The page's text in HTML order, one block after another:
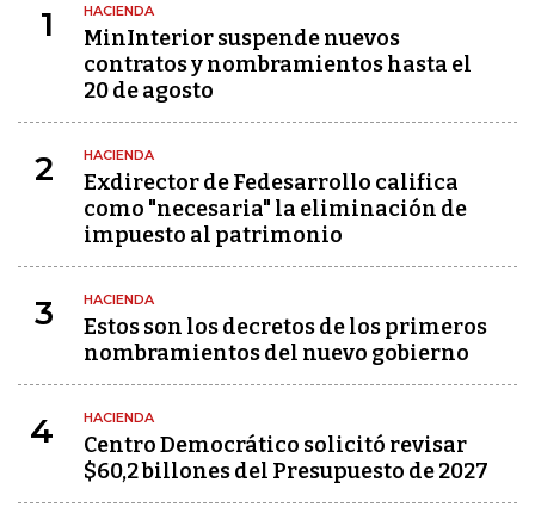
1 HACIENDA
MinInterior suspende nuevos
contratos y nombramientos hasta el
20 de agosto
2 HACIENDA
Exdirector de Fedesarrollo califica
como "necesaria" la eliminación de
impuesto al patrimonio
3 HACIENDA
Estos son los decretos de los primeros
nombramientos del nuevo gobierno
4 HACIENDA
Centro Democrático solicitó revisar
$60,2 billones del Presupuesto de 2027